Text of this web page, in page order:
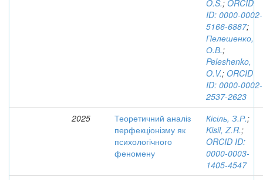
O.S.; ORCID
ID: 0000-0002-
5166-6887;
Пелешенко,
О.В.;
Peleshenko,
O.V.; ORCID
ID: 0000-0002-
2537-2623
2025
Теоретичний аналіз
перфекціонізму як
психологічного
феномену
Кісіль, З.Р.;
Kisil, Z.R.;
ORCID ID:
0000-0003-
1405-4547